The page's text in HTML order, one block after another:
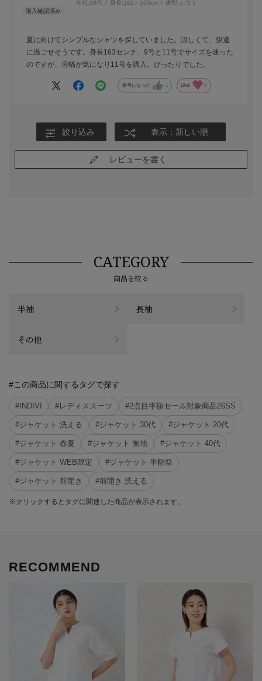
年代:30代 身長:161～165cm 体型: ふつう
夏に向けてシンプルなシャツを探していました。涼しくて、快適
に過ごせそうです。身長163センチ、9号と11号でサイズを迷った
のですが、肩幅が気になり11号を購入。ぴったりでした。
参考になった 1 Like! 0
絞り込み 表示：新しい順
レビューを書く
CATEGORY
商品を絞る
半袖 長袖
その他
#この商品に関するタグで探す
#INDIVI #レディススーツ #2点目半額セール対象商品26SS
#ジャケット 洗える #ジャケット 30代 #ジャケット 20代
#ジャケット 春夏 #ジャケット 無地 #ジャケット 40代
#ジャケット WEB限定 #ジャケット 半額祭
#ジャケット 前開き #前開き 洗える
※クリックするとタグに関連した商品が表示されます。
RECOMMEND